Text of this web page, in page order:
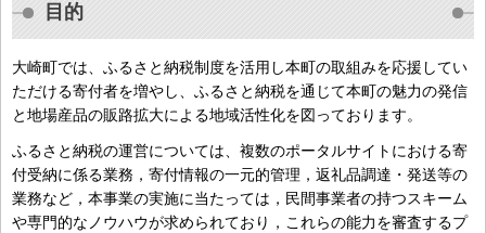
目的
大崎町では、ふるさと納税制度を活用し本町の取組みを応援してい
ただける寄付者を増やし、ふるさと納税を通じて本町の魅力の発信
と地場産品の販路拡大による地域活性化を図っております。
ふるさと納税の運営については、複数のポータルサイトにおける寄
付受納に係る業務，寄付情報の一元的管理，返礼品調達・発送等の
業務など，本事業の実施に当たっては，民間事業者の持つスキーム
や専門的なノウハウが求められており，これらの能力を審査するプ